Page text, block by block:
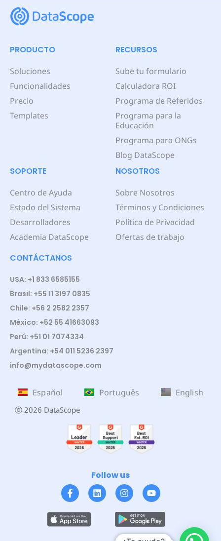
PRODUCTO
Soluciones
Funcionalidades
Precio
Templates
RECURSOS
Sube tu formulario
Calculadora ROI
Programa de Referidos
Programa para la
Educación
Programa para ONGs
Blog DataScope
SOPORTE
Centro de Ayuda
Estado del Sistema
Desarrolladores
Academia DataScope
NOSOTROS
Sobre Nosotros
Términos y Condiciones
Política de Privacidad
Ofertas de trabajo
CONTÁCTANOS
USA: +1 833 6585155
Brasil: +55 11 3197 0835
Chile: +56 2 2582 2357
México: +52 55 41663093
Perú: +51 01 7074334
Argentina: +54 011 5236 2397
info@mydatascope.com
Español Português English
ⓒ 2026 DataScope
Follow us